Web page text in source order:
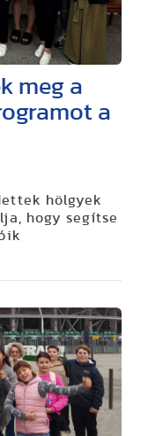
meg a
a
hölgyek
hogy segítse